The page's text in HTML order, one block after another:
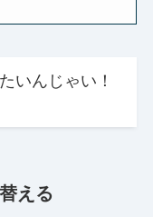
いんじゃい！
える